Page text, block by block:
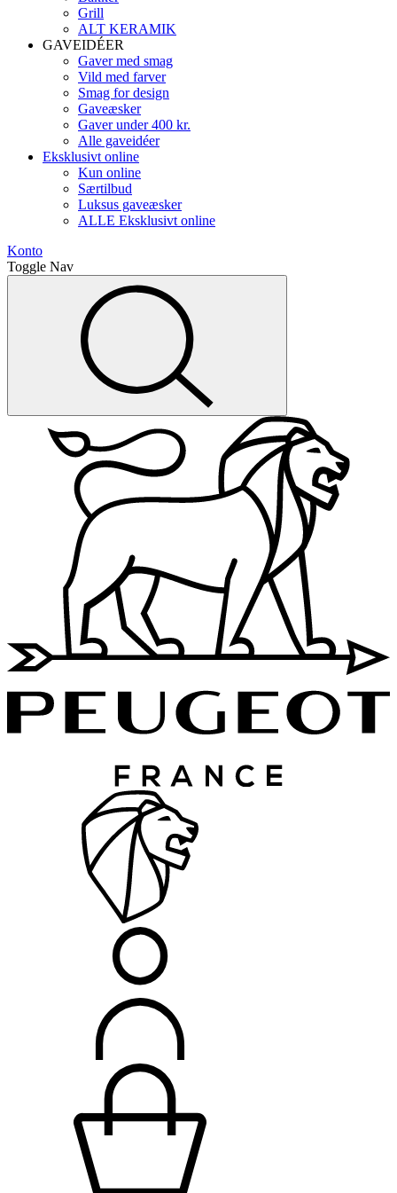
Grill
ALT KERAMIK
GAVEIDÉER
Gaver med smag
Vild med farver
Smag for design
Gaveæsker
Gaver under 400 kr.
Alle gaveidéer
Eksklusivt online
Kun online
Særtilbud
Luksus gaveæsker
ALLE Eksklusivt online
Konto
Toggle Nav